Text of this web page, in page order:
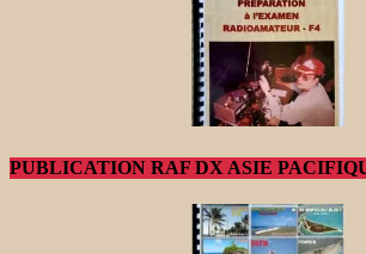
PUBLICATION RAF DX ASIE